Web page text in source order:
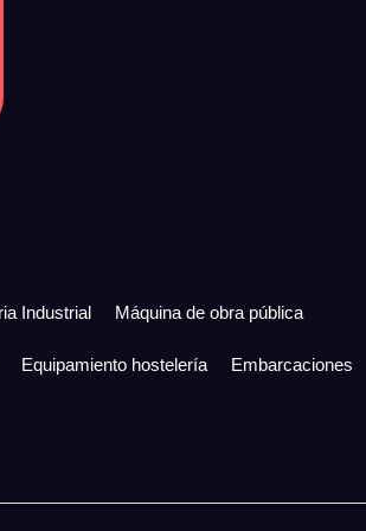
Industrial Máquina de obra pública
Equipamiento hostelería Embarcaciones